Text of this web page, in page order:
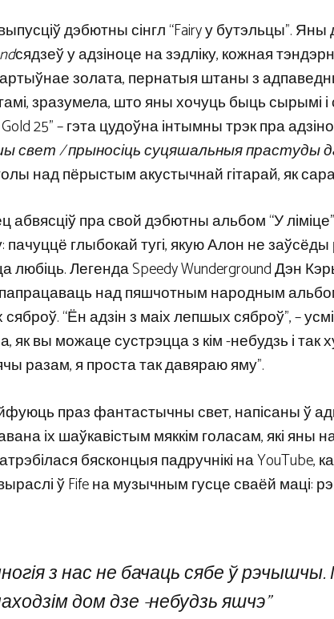
дэбютны сінгл “Fairy у бутэльцы”.
сядзеў у адзіноце на зэдліку, кожная
золата, пернатыя штаны з
зразумела, што яны хочуць быць сырымі
25” – гэта цудоўна інтымны трэк пра
свет / прыносіць суцяшальныя прастуды
над пёрыстым акустычнай гітарай, як
пра свой дэбютны альбом “У
пачуццё глыбокай тугі, якую Алон не
Легенда Speedy Wunderground Дэн
над пяшчотным народным
“Ён адзін з маіх лепшых сяброў”, –
вы можаце сустрэцца з кім -небудзь і так
разам, я проста так давяраю яму”.
праз фантастычны свет, напісаны ў
іх шаўкавістым мяккім голасам, які яны
бясконцыя падручнікі на
ў Fife на музычным гусце сваёй маці:
з нас не бачаць сябе ў
дом дзе -небудзь яшчэ”